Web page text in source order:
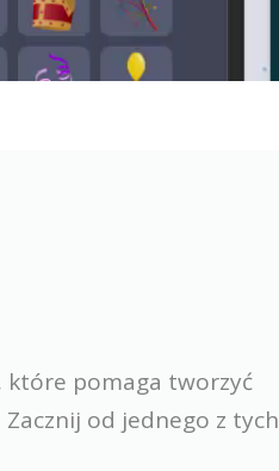
pomaga tworzyć
od jednego z tych